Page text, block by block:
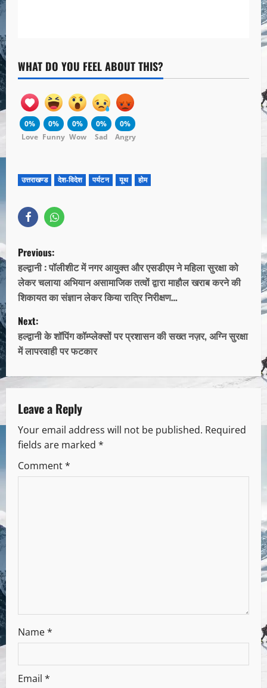
WHAT DO YOU FEEL ABOUT THIS?
0%
Love
0%
Funny
0%
Wow
0%
Sad
0%
Angry
उत्तराखण्ड देश-विदेश पर्यटन यूथ होम
Previous:
हल्द्वानी : पॉलीशीट में नगर आयुक्त और एसडीएम ने महिला सुरक्षा को
लेकर चलाया अभियान असामाजिक तत्वों द्वारा माहौल खराब करने की
शिकायत का संज्ञान लेकर किया रात्रि निरीक्षण…
Next:
हल्द्वानी के शॉपिंग कॉम्प्लेक्सों पर प्रशासन की सख्त नज़र, अग्नि सुरक्षा
में लापरवाही पर फटकार
Leave a Reply
Your email address will not be published. Required
fields are marked *
Comment*
Name*
Email *